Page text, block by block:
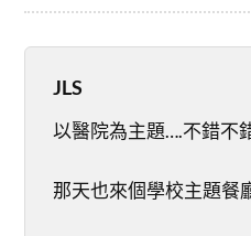
JLS
以醫院為主題….不錯不
那天也來個學校主題餐